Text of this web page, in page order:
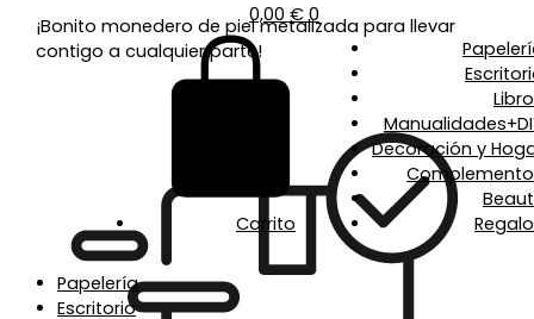
0,00 € 0
Carrito
Decoración y
Papelería
Escritorio
¡Bonito monedero de piel metalizada para llevar
contigo a cualquier parte!